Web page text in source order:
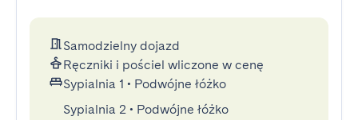
Samodzielny dojazd
Ręczniki i pościel wliczone w cenę
Sypialnia 1 • Podwójne łóżko
Sypialnia 2 • Podwójne łóżko